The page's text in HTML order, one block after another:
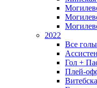
2022
Все
Гол +
Плей-